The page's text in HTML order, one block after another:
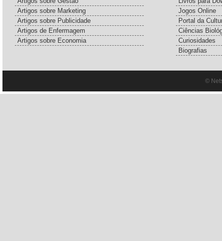
Artigos sobre Marketing
Artigos sobre Publicidade
Artigos de Enfermagem
Artigos sobre Economia
Jogos Online
Portal da
Ciências
Curiosidades
Biografias
©